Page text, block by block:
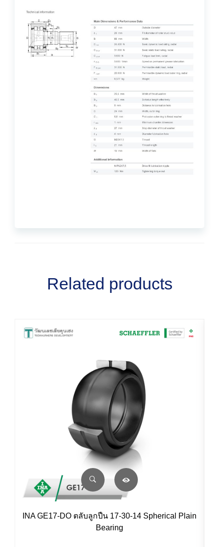
Related products
INA GE17-DO ตลับลูกปืน 17-30-14 Spherical Plain
Bearing